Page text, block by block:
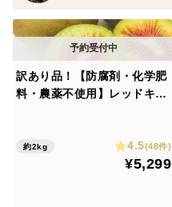
訳あり品！【防腐剤・化学肥
料・農薬不使用】レッドキウ
少品種
約2kg 4.5(48件)
¥5,299